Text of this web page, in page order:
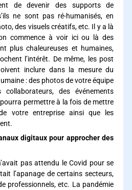
de devenir des supports de
ne sont pas ré-humanisés, en
des visuels créatifs, etc. Il y a là
commence à voir ici ou là des
plus chaleureuses et humaines,
l’intérêt. De même, les post
inclure dans la mesure du
: des photos de votre équipe
des événements
permettre à la fois de mettre
votre entreprise ainsi que les
digitaux pour approcher des
pas attendu le Covid pour se
l’apanage de certains secteurs,
professionnels, etc. La pandémie